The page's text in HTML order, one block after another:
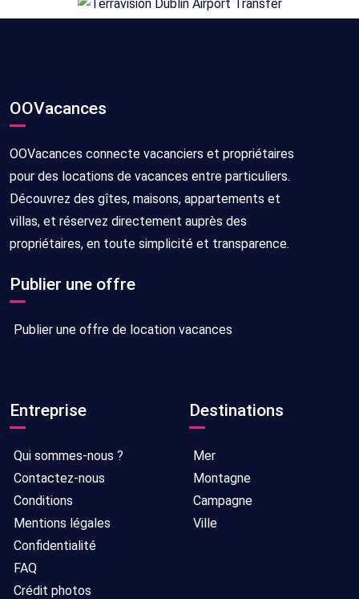
OOVacances
OOVacances connecte vacanciers et propriétaires
pour des locations de vacances entre particuliers.
Découvrez des gîtes, maisons, appartements et
villas, et réservez directement auprès des
propriétaires, en toute simplicité et transparence.
Publier une offre
Publier une offre de location vacances
Entreprise
Qui sommes-nous ?
Contactez-nous
Conditions
Mentions légales
Confidentialité
FAQ
Crédit photos
Destinations
Mer
Montagne
Campagne
Ville